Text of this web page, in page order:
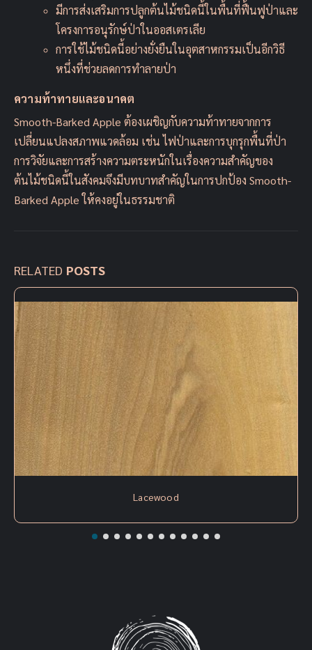
มีการส่งเสริมการปลูกต้นไม้ชนิดนี้ในพื้นที่ฟื้นฟูป่าและ
โครงการอนุรักษ์ป่าในออสเตรเลีย
การใช้ไม้ชนิดนี้อย่างยั่งยืนในอุตสาหกรรมเป็นอีกวิธี
หนึ่งที่ช่วยลดการทำลายป่า
ความท้าทายและอนาคต
Smooth-Barked Apple ต้องเผชิญกับความท้าทายจากการ
เปลี่ยนแปลงสภาพแวดล้อม เช่น ไฟป่าและการบุกรุกพื้นที่ป่า
การวิจัยและการสร้างความตระหนักในเรื่องความสำคัญของ
ต้นไม้ชนิดนี้ในสังคมจึงมีบทบาทสำคัญในการปกป้อง Smooth-
Barked Apple ให้คงอยู่ในธรรมชาติ
RELATED POSTS
Chinaberry